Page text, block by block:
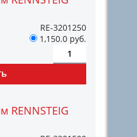
RE-3201250
1,150.0 руб.
RENNSTEIG